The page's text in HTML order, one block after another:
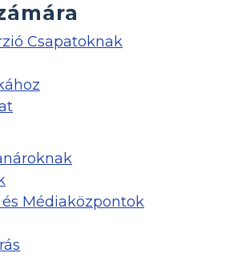
Csapatoknak
Médiaközpontok